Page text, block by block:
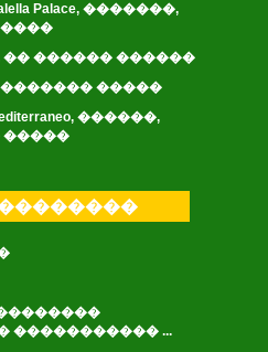
Palace, �������,
�� ������ ������
�����
������,
�����
����������� ...